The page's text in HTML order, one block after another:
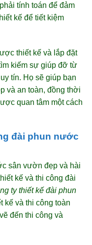
tính toán để đảm
kế để tiết kiệm
thiết kế và lắp đặt
kiếm sự giúp đỡ từ
uy tín. Họ sẽ giúp bạn
và an toàn, đồng thời
quan tâm một cách
đài phun nước
sân vườn đẹp và hài
kế và thi công đài
ty thiết kế đài phun
kế và thi công toàn
đến thi công và